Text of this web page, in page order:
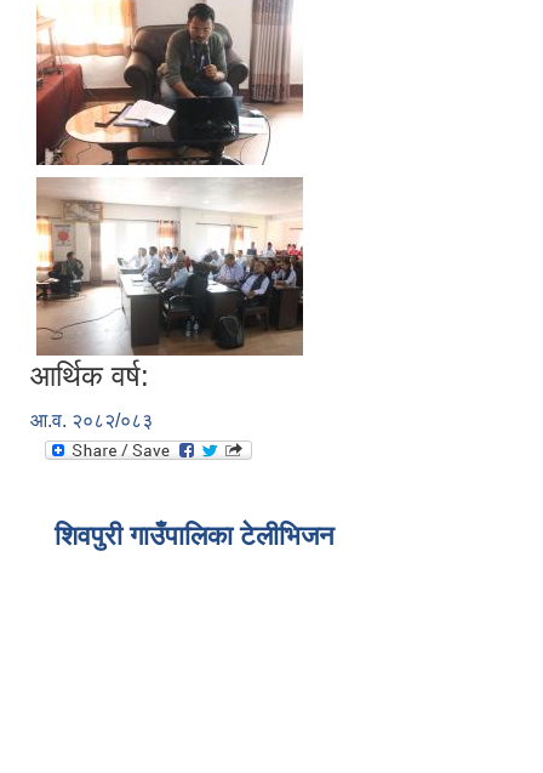
आर्थिक वर्ष:
आ.व. २०८२/०८३
शिवपुरी गाउँपालिका टेलीभिजन